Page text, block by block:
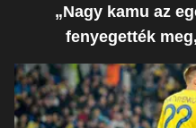
„Nagy kamu az
fenyegették